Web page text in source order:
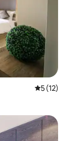
औसत रेटिंग
5 (12)